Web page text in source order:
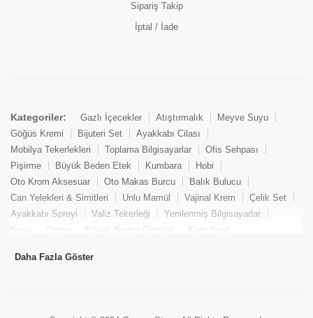
Sipariş Takip
İptal / İade
Kategoriler: Gazlı İçecekler Atıştırmalık
Meyve Suyu
Göğüs Kremi
Bijuteri Set
Ayakkabı Cilası
Mobilya Tekerlekleri
Toplama Bilgisayarlar
Ofis Sehpası
Pişirme
Büyük Beden Etek Kumbara
Hobi
Oto Krom Aksesuar
Oto Makas Burcu
Balık Bulucu
Can Yelekleri & Simitleri
Unlu Mamül Vajinal Krem
Çelik Set
Ayakkabı Spreyi
Valiz Tekerleği
Yenilenmiş Bilgisayarlar
Kasa
Cezve Büyük Beden Gömlek
Kum Saati
Tekne Bağlama & Demirleme
Daha Fazla Göster